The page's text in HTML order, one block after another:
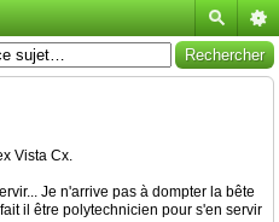
Vista Cx.
Je n'arrive pas à dompter la bête
il être polytechnicien pour s'en servir